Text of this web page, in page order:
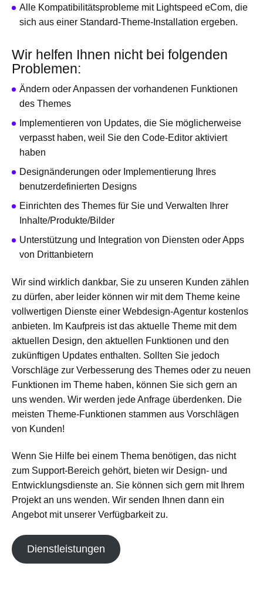
Alle Kompatibilitätsprobleme mit Lightspeed eCom, die
sich aus einer Standard-Theme-Installation ergeben.
Wir helfen Ihnen nicht bei folgenden
Problemen:
Ändern oder Anpassen der vorhandenen Funktionen
des Themes
Implementieren von Updates, die Sie möglicherweise
verpasst haben, weil Sie den Code-Editor aktiviert
haben
Designänderungen oder Implementierung Ihres
benutzerdefinierten Designs
Einrichten des Themes für Sie und Verwalten Ihrer
Inhalte/Produkte/Bilder
Unterstützung und Integration von Diensten oder Apps
von Drittanbietern
Wir sind wirklich dankbar, Sie zu unseren Kunden zählen
zu dürfen, aber leider können wir mit dem Theme keine
vollwertigen Dienste einer Webdesign-Agentur kostenlos
anbieten. Im Kaufpreis ist das aktuelle Theme mit dem
aktuellen Design, den aktuellen Funktionen und den
zukünftigen Updates enthalten. Sollten Sie jedoch
Vorschläge zur Verbesserung des Themes oder zu neuen
Funktionen im Theme haben, können Sie sich gern an
uns wenden. Wir werden jede Anfrage überdenken. Die
meisten Theme-Funktionen stammen aus Vorschlägen
von Kunden!
Wenn Sie Hilfe bei einem Thema benötigen, das nicht
zum Support-Bereich gehört, bieten wir Design- und
Entwicklungsdienste an. Sie können sich gern mit Ihrem
Projekt an uns wenden. Wir senden Ihnen dann ein
Angebot mit unserer Verfügbarkeit zu.
Dienstleistungen